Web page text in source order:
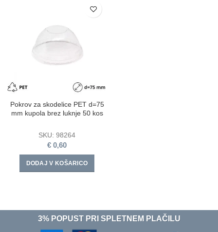
Pokrov za skodelice PET d=75
mm kupola brez luknje 50 kos
SKU: 98264
€ 0,60
DODAJ V KOŠARICO
3% POPUST PRI SPLETNEM PLAČILU